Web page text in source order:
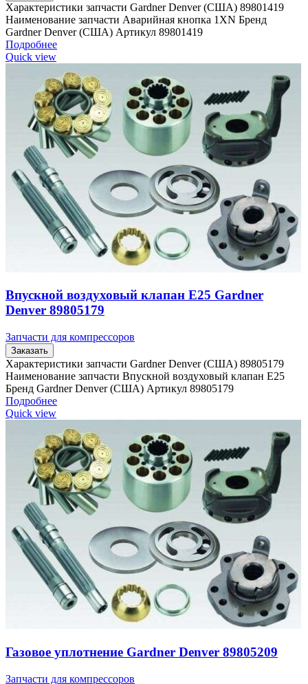
Характеристики запчасти Gardner Denver (США) 89801419
Наименование запчасти Аварийная кнопка 1XN Бренд
Gardner Denver (США) Артикул 89801419
Подробнее
Quick view
Впускной воздуховый клапан E25 Gardner
Denver 89805179
Запчасти для компрессоров
Заказать
Характеристики запчасти Gardner Denver (США) 89805179
Наименование запчасти Впускной воздуховый клапан E25
Бренд Gardner Denver (США) Артикул 89805179
Подробнее
Quick view
Газовое уплотнение Gardner Denver 89805209
Запчасти для компрессоров